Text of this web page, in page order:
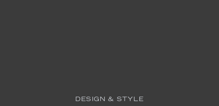
DESIGN & STYLE